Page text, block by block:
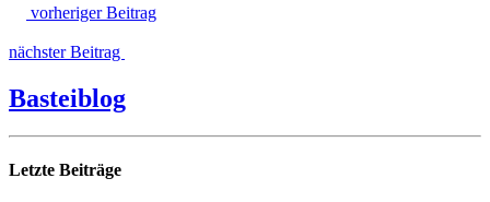
vorheriger Beitrag
nächster Beitrag
Basteiblog
Letzte Beiträge